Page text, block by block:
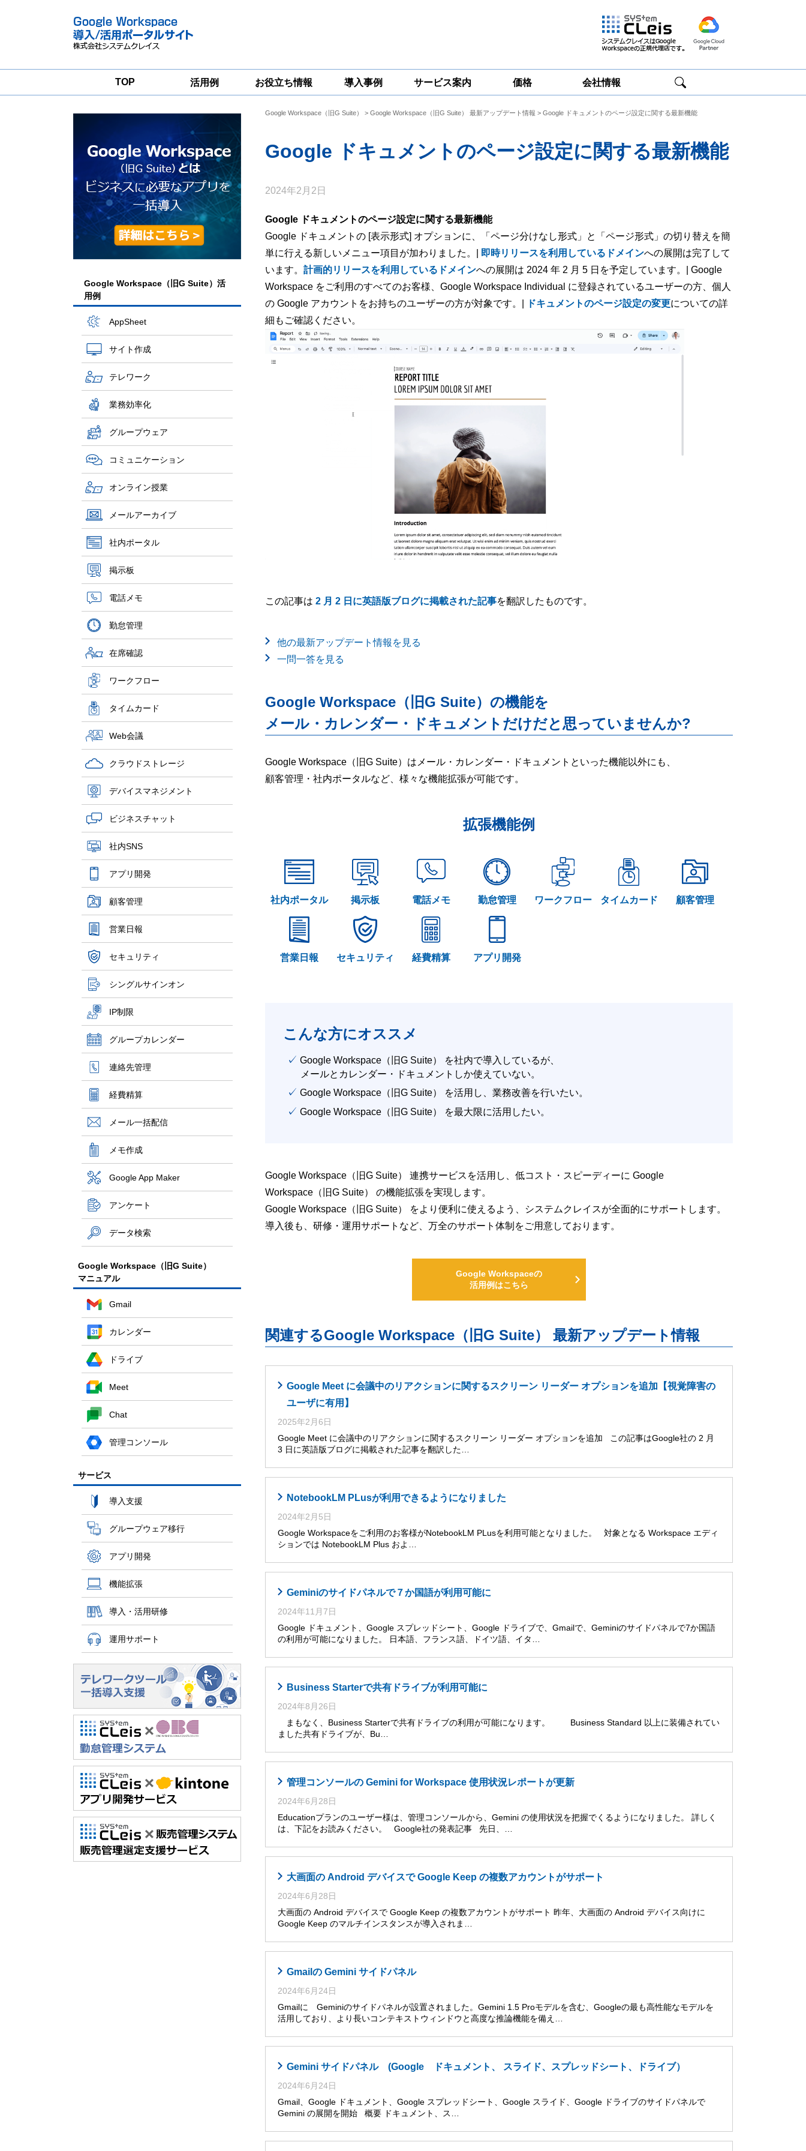
TOP 活用例 お役立ち情報
一問一答 コラム
導入事例 サービス案内
支援サービス
グループウェア
移行支援
Google
対策サービス
Google
Google
Google
Google
価格 会社情報
Google Workspace（旧G Suite）活
用例
AppSheet
サイト作成
テレワーク
業務効率化
グループウェア
コミュニケーション
オンライン授業
メールアーカイブ
社内ポータル
掲示板
電話メモ
勤怠管理
在席確認
ワークフロー
タイムカード
Web会議
クラウドストレージ
デバイスマネジメント
ビジネスチャット
社内SNS
アプリ開発
顧客管理
営業日報
セキュリティ
シングルサインオン
IP制限
グループカレンダー
連絡先管理
経費精算
メール一括配信
メモ作成
Google App Maker
アンケート
データ検索
Google Workspace（旧G Suite）
マニュアル
Gmail
カレンダー
ドライブ
Meet
Chat
管理コンソール
サービス
導入支援
グループウェア移行
アプリ開発
機能拡張
導入・活用研修
運用サポート
Google Workspace（旧G Suite） > Google Workspace（旧G Suite） 最新アップデート情報 > Google ドキュメントのページ設定に関する最新機能
Google ドキュメントのページ設定に関する最新機能
2024年2月2日
Google ドキュメントのページ設定に関する最新機能
Google ドキュメントの [表示形式] オプションに、「ページ分けなし形式」と「ページ形式」の切り替えを簡
単に行える新しいメニュー項目が加わりました。|
即時リリースを利用しているドメインへの展開は完了して
います。 計画的リリースを利用しているドメインへの展開は 2024 年 2 月 5 日を予定しています。| Google
Workspace をご利用のすべてのお客様、Google Workspace Individual に登録されているユーザーの方、個人
の Google アカウントをお持ちのユーザーの方が対象です。|
ドキュメントのページ設定の変更についての詳
細もご確認ください。
この記事は 2 月 2 日に英語版ブログに掲載された記事を翻訳したものです。
他の最新アップデート情報を見る
一問一答を見る
Google Workspace（旧G Suite）の機能を
メール・カレンダー・ドキュメントだけだと思っていませんか?
Google Workspace（旧G Suite）はメール・カレンダー・ドキュメントといった機能以外にも、
顧客管理・社内ポータルなど、様々な機能拡張が可能です。
拡張機能例
社内ポータル 掲示板 電話メモ 勤怠管理 ワークフロー タイムカード 顧客管理
営業日報 セキュリティ 経費精算 アプリ開発
こんな方にオススメ
✓ Google Workspace（旧G Suite） を社内で導入しているが、
メールとカレンダー・ドキュメントしか使えていない。
✓ Google Workspace（旧G Suite） を活用し、業務改善を行いたい。
✓ Google Workspace（旧G Suite） を最大限に活用したい。
Google Workspace（旧G Suite） 連携サービスを活用し、低コスト・スピーディーに Google
Workspace（旧G Suite） の機能拡張を実現します。
Google Workspace（旧G Suite） をより便利に使えるよう、システムクレイスが全面的にサポートします。
導入後も、研修・運用サポートなど、万全のサポート体制をご用意しております。
Google Workspaceの
活用例はこちら
関連するGoogle Workspace（旧G Suite） 最新アップデート情報
Google Meet に会議中のリアクションに関するスクリーン リーダー オプションを追加【視覚障害の
ユーザに有用】
2025年2月6日
Google Meet に会議中のリアクションに関するスクリーン リーダー オプションを追加 この記事はGoogle社の 2 月
3 日に英語版ブログに掲載された記事を翻訳した…
NotebookLM PLusが利用できるようになりました
2024年2月5日
Google Workspaceをご利用のお客様がNotebookLM PLusを利用可能となりました。 対象となる Workspace エディ
ションでは NotebookLM Plus およ…
Geminiのサイドパネルで７か国語が利用可能に
2024年11月7日
Google ドキュメント、Google スプレッドシート、Google ドライブで、Gmailで、Geminiのサイドパネルで7か国語
の利用が可能になりました。 日本語、フランス語、ドイツ語、イタ…
Business Starterで共有ドライブが利用可能に
2024年8月26日
まもなく、Business Starterで共有ドライブの利用が可能になります。 Business Standard 以上に装備されてい
ました共有ドライブが、Bu…
管理コンソールの Gemini for Workspace 使用状況レポートが更新
2024年6月28日
Educationプランのユーザー様は、管理コンソールから、Gemini の使用状況を把握でくるようになりました。 詳しく
は、下記をお読みください。 Google社の発表記事 先日、…
大画面の Android デバイスで Google Keep の複数アカウントがサポート
2024年6月28日
大画面の Android デバイスで Google Keep の複数アカウントがサポート 昨年、大画面の Android デバイス向けに
Google Keep のマルチインスタンスが導入されま…
Gmailの Gemini サイドパネル
2024年6月24日
Gmailに Geminiのサイドパネルが設置されました。Gemini 1.5 Proモデルを含む、Googleの最も高性能なモデルを
活用しており、より長いコンテキストウィンドウと高度な推論機能を備え…
Gemini サイドパネル (Google ドキュメント、 スライド、スプレッドシート、ドライブ）
2024年6月24日
Gmail、Google ドキュメント、Google スプレッドシート、Google スライド、Google ドライブのサイドパネルで
Gemini の展開を開始 概要 ドキュメント、ス…